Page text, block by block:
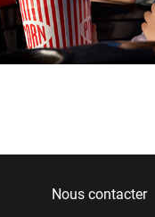
ITINÉRAIRE
Nous contacter